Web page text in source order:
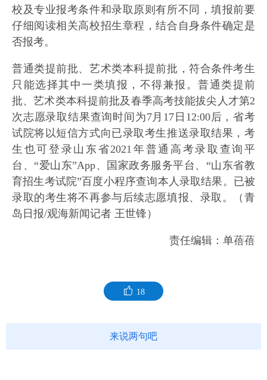
校及专业报考条件和录取原则有所不同，填报前要
仔细阅读相关高校招生章程，结合自身条件确定是
否报考。
普通类提前批、艺术类本科提前批，符合条件考生
只能选择其中一类填报，不得兼报。普通类提前
批、艺术类本科提前批及春季高考技能拔尖人才第2
次志愿录取结果查询时间为7月17日12:00后，省考
试院将以短信方式向已录取考生推送录取结果，考
生也可登录山东省2021年普通高考录取查询平
台、“爱山东”App、国家政务服务平台、“山东省教
育招生考试院”百度小程序查询本人录取结果。已被
录取的考生将不再参与后续志愿填报、录取。（青
岛日报/观海新闻记者 王世锋）
责任编辑：单蓓蓓
18
来说两句吧